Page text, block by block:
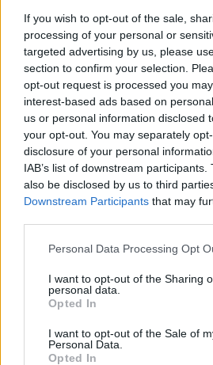
If you wish to opt-out of the sale,
processing of your personal or
targeted advertising by us, please
section to confirm your selection.
opt-out request is processed you
interest-based ads based on
us or personal information disclosed
your opt-out. You may separately
disclosure of your personal
IAB’s list of downstream
also be disclosed by us to third
Downstream Participants that may
Personal Data Processing Opt
I want to opt-out of the Sharing
personal data.
Opted In
I want to opt-out of the Sale of
Personal Data.
Opted In
Opozorilo:Po 297. členu
posameznik kazensko odgovoren
sovraštva, nasilja ali nestrpnosti.
rasističnimi, diskriminatornimi ali
bodo odstranjeni. Pravila
Failed to fetch
Prihajajoči dogodki
AVG Pesem kita grbavca
AVG Smrt Robina Hooda
AVG
7
Aktivne poletne počitnice
Spin
AVG
7
Večer pesmi Đorđa
20:00